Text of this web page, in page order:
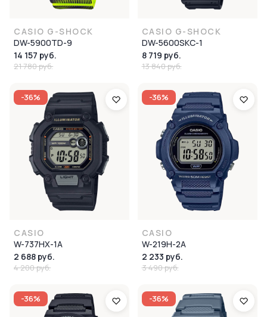
CASIO G-SHOCK
DW-5900TD-9
14 157 руб.
21 780 руб.
CASIO G-SHOCK
DW-5600SKC-1
8 719 руб.
13 840 руб.
-36%
CASIO
W-737HX-1A
2 688 руб.
4 200 руб.
-36%
CASIO
W-219H-2A
2 233 руб.
3 490 руб.
-36% -36%